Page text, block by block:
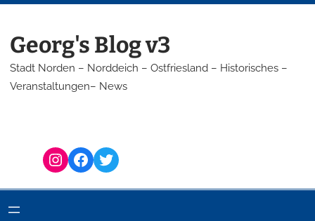
springen
Georg's Blog v3
Stadt Norden – Norddeich – Ostfriesland – Historisches –
Veranstaltungen– News
Instagram Facebook Twitter